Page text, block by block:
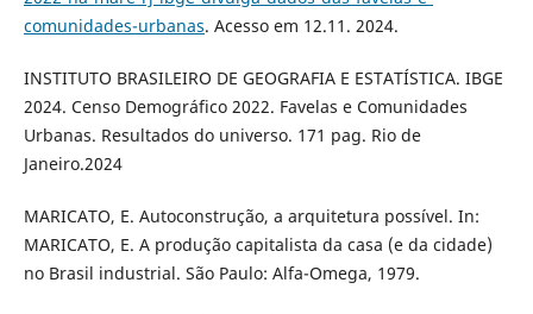
comunidades-urbanas. Acesso em 12.11. 2024.
INSTITUTO BRASILEIRO DE GEOGRAFIA E ESTATÍSTICA. IBGE
2024. Censo Demográfico 2022. Favelas e Comunidades
Urbanas. Resultados do universo. 171 pag. Rio de
Janeiro.2024
MARICATO, E. Autoconstrução, a arquitetura possível. In:
MARICATO, E. A produção capitalista da casa (e da cidade)
no Brasil industrial. São Paulo: Alfa-Omega, 1979.